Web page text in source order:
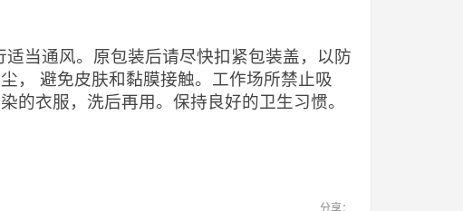
当通风。原包装后请尽快扣紧包装盖，以防
， 避免皮肤和黏膜接触。工作场所禁止吸
的衣服，洗后再用。保持良好的卫生习惯。
分享：